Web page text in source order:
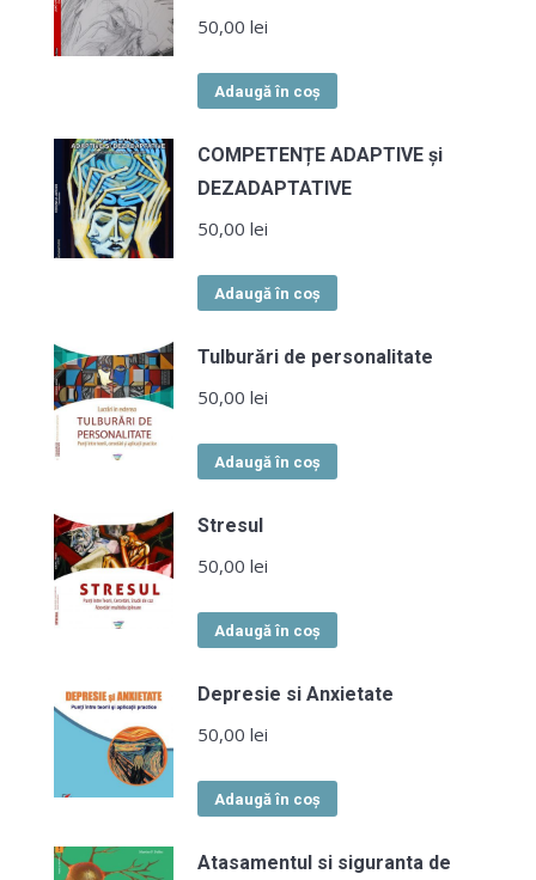
50,00 lei
Adaugă în coș
COMPETENȚE ADAPTIVE și
DEZADAPTATIVE
50,00 lei
Adaugă în coș
Tulburări de personalitate
50,00 lei
Adaugă în coș
Stresul
50,00 lei
Adaugă în coș
Depresie si Anxietate
50,00 lei
Adaugă în coș
Atasamentul si siguranta de